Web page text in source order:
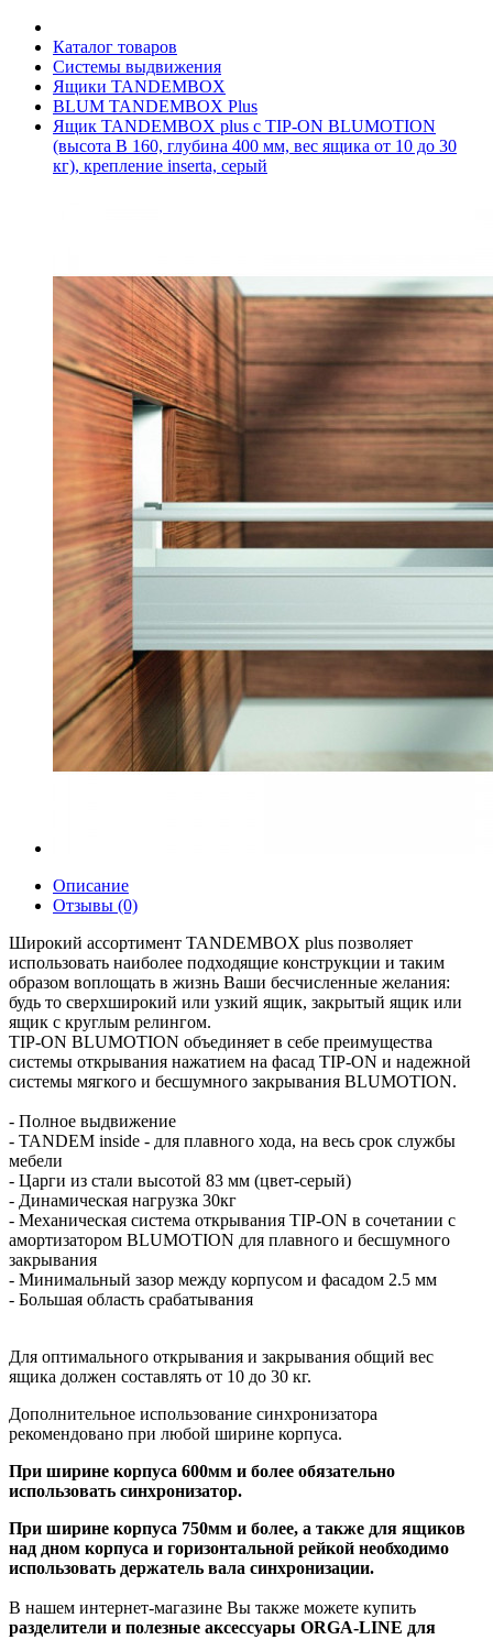
Каталог товаров
Системы выдвижения
Ящики TANDEMBOX
BLUM TANDEMBOX Plus
Ящик TANDEMBOX plus с TIP-ON BLUMOTION
(высота B 160, глубина 400 мм, вес ящика от 10 до 30
кг), крепление inserta, серый
Описание
Отзывы (0)
Широкий ассортимент TANDEMBOX plus позволяет
использовать наиболее подходящие конструкции и таким
образом воплощать в жизнь Ваши бесчисленные желания:
будь то сверхширокий или узкий ящик, закрытый ящик или
ящик с круглым релингом.
TIP-ON BLUMOTION объединяет в себе преимущества
системы открывания нажатием на фасад TIP-ON и надежной
системы мягкого и бесшумного закрывания BLUMOTION.
- Полное выдвижение
- TANDEM inside - для плавного хода, на весь срок службы
мебели
- Царги из стали высотой 83 мм (цвет-серый)
- Динамическая нагрузка 30кг
- Механическая система открывания TIP-ON в сочетании с
амортизатором BLUMOTION для плавного и бесшумного
закрывания
- Минимальный зазор между корпусом и фасадом 2.5 мм
- Большая область срабатывания
Для оптимального открывания и закрывания общий вес
ящика должен составлять от 10 до 30 кг.
Дополнительное использование синхронизатора
рекомендовано при любой ширине корпуса.
При ширине корпуса 600мм и более обязательно
использовать синхронизатор.
При ширине корпуса 750мм и более, а также для ящиков
над дном корпуса и горизонтальной рейкой необходимо
использовать держатель вала синхронизации.
В нашем интернет-магазине Вы также можете купить
разделители и полезные аксессуары ORGA-LINE для